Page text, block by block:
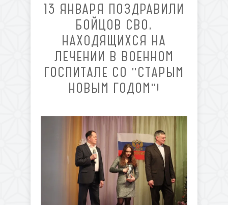
13 ЯНВАРЯ ПОЗДРАВИЛИ
БОЙЦОВ СВО,
НАХОДЯЩИХСЯ НА
ЛЕЧЕНИИ В ВОЕННОМ
ГОСПИТАЛЕ СО "СТАРЫМ
НОВЫМ ГОДОМ"!